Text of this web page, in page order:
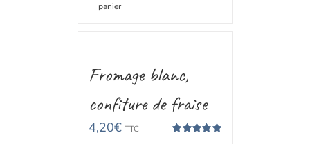
panier
Fromage blanc,
confiture de fraise
4,20€ TTC